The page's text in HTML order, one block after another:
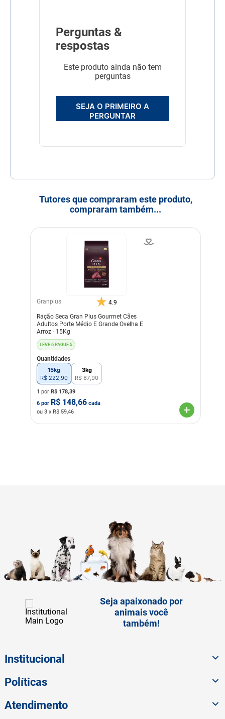
Perguntas &
respostas
Este produto ainda não tem
perguntas
SEJA O PRIMEIRO A
PERGUNTAR
Tutores que compraram este produto,
compraram também...
Granplus 4.9
Ração Seca Gran Plus Gourmet Cães
Adultos Porte Médio E Grande Ovelha E
Arroz - 15Kg
LEVE 6 PAGUE 5
Quantidades
15kg
R$ 222,90
3kg
R$ 67,90
1 por R$ 178,39
6 por R$ 148,66 cada
ou 3 x R$ 59,46
Seja apaixonado por
animais você
também!
Institucional
Políticas
Atendimento